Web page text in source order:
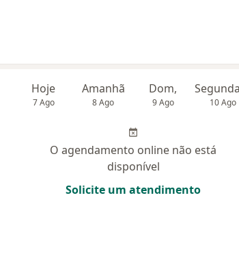
Hoje
7 Ago
Amanhã
8 Ago
Dom,
9 Ago 10 Ago
O agendamento online não está
disponível
Solicite um atendimento